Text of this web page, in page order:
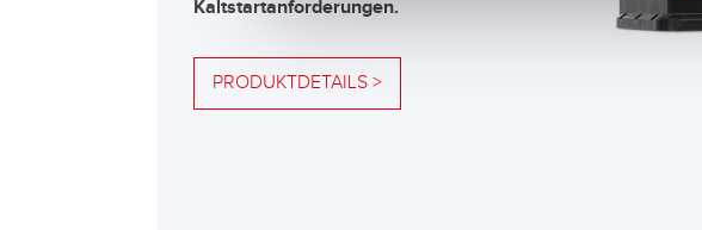
Kaltstartanforderungen.
PRODUKTDETAILS >